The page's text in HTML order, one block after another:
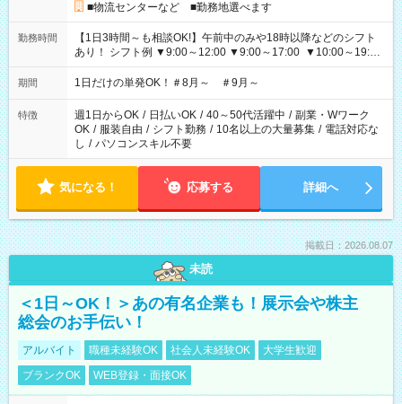
■物流センターなど ■勤務地選べます
勤務時間
【1日3時間～も相談OK!】午前中のみや18時以降などのシフト
あり！ シフト例 ▼9:00～12:00 ▼9:00～17:00 ▼10:00～19:00
▼18:00～21:00
期間 1日だけの単発OK！＃8月～ ＃9月～
特徴 週1日からOK / 日払いOK / 40～50代活躍中 / 副業・Wワーク
OK / 服装自由 / シフト勤務 / 10名以上の大量募集 / 電話対応な
し / パソコンスキル不要
気になる！ 応募する 詳細へ
掲載日：2026.08.07
未読
＜1日～OK！＞あの有名企業も！展示会や株主
総会のお手伝い！
アルバイト 職種未経験OK 社会人未経験OK
大学生歓迎
ブランクOK
WEB登録・面接OK